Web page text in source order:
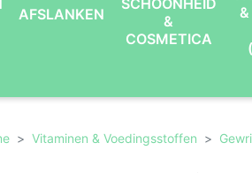
AFSLANKEN
&
COSMETICA
&
Vitaminen & Voedingsstoffen